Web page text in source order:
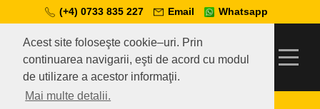
Acest site foloseşte cookie–uri. Prin
continuarea navigarii, eşti de acord cu modul
de utilizare a acestor informaţii.
Mai multe detalii.
(+4) 0733 835 227 Email Whatsapp